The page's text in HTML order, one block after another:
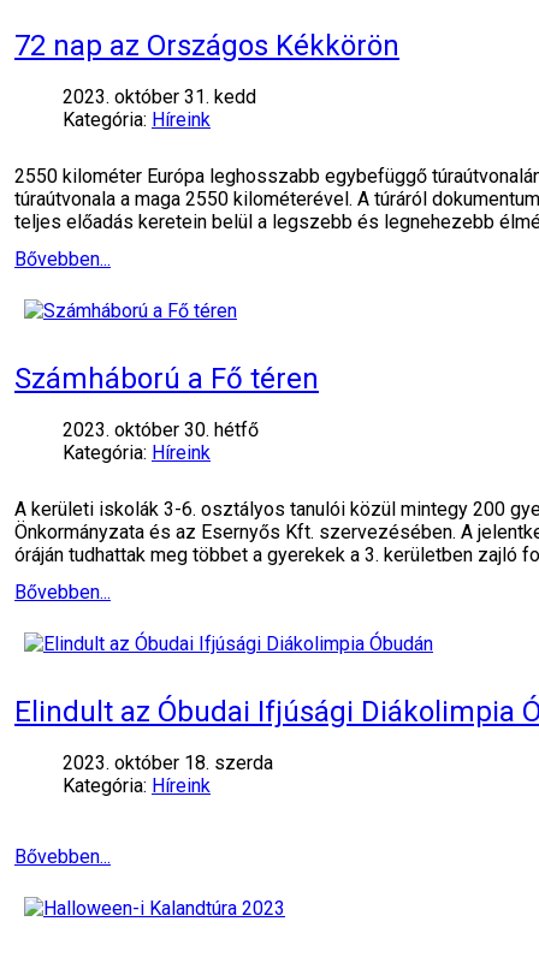
72 nap az Országos Kékkörön
2023. október 31. kedd
Kategória: Híreink
2550 kilométer Európa leghosszabb egybefüggő
túraútvonala a maga 2550 kilométerével. A túráról
teljes előadás keretein belül a legszebb és legnehezebb
Bővebben...
Számháború a Fő téren
2023. október 30. hétfő
Kategória: Híreink
A kerületi iskolák 3-6. osztályos tanulói közül mintegy 200
Önkormányzata és az Esernyős Kft. szervezésében. A
óráján tudhattak meg többet a gyerekek a 3. kerületben zajló
Bővebben...
Elindult az Óbudai Ifjúsági Diákolimpia
2023. október 18. szerda
Kategória: Híreink
Bővebben...